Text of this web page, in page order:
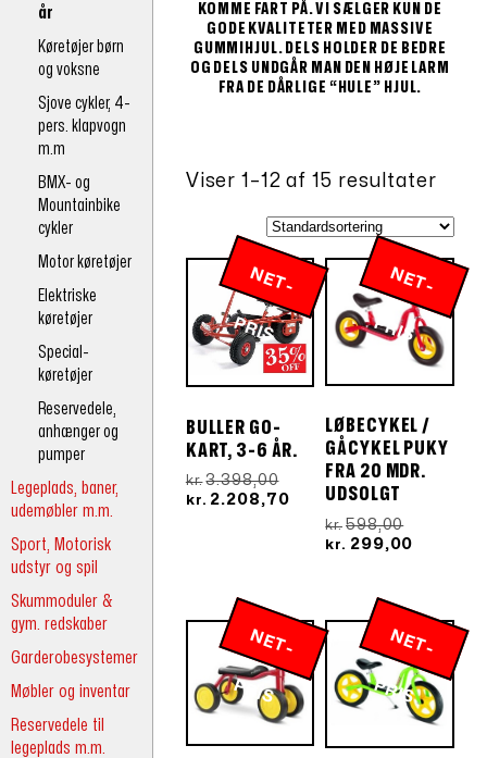
år
Køretøjer børn
og voksne
Sjove cykler, 4-
pers. klapvogn
m.m
BMX- og
Mountainbike
cykler
Motor køretøjer
Elektriske
køretøjer
Special-
køretøjer
Reservedele,
anhænger og
pumper
Legeplads, baner,
udemøbler m.m.
Sport, Motorisk
udstyr og spil
Skummoduler &
gym. redskaber
Garderobesystemer
Møbler og inventar
Reservedele til
legeplads m.m.
KOMME FART PÅ. VI SÆLGER KUN DE
GODE KVALITETER MED MASSIVE
GUMMIHJUL. DELS HOLDER DE BEDRE
OG DELS UNDGÅR MAN DEN HØJE LARM
FRA DE DÅRLIGE “HULE” HJUL.
Viser 1–12 af 15 resultater
N
E
T
-
P
R
IS
BULLER GO-
KART, 3-6 ÅR.
kr. 3.398,00Den
oprindelige
kr. 2.208,70Den
aktuelle
N
E
T
-
P
R
IS
LØBECYKEL /
GÅCYKEL PUKY
FRA 20 MDR.
UDSOLGT
kr. 598,00Den
kr. 299,00
N
E
T
-
P
R
IS
N
E
T
-
P
R
IS